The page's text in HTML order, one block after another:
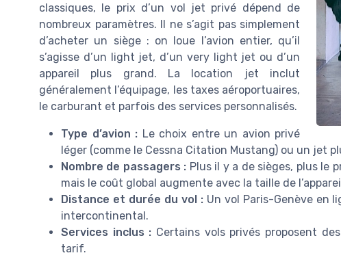
classiques, le prix d’un vol jet privé dépend de
nombreux paramètres. Il ne s’agit pas simplement
d’acheter un siège : on loue l’avion entier, qu’il
s’agisse d’un light jet, d’un very light jet ou d’un
appareil plus grand. La location jet inclut
généralement l’équipage, les taxes aéroportuaires,
le carburant et parfois des services personnalisés.
Type d’avion : Le choix entre un avion privé
léger (comme le Cessna Citation Mustang) ou un jet
Nombre de passagers : Plus il y a de sièges, plus le
mais le coût global augmente avec la taille de
Distance et durée du vol :Un vol Paris-Genève en
intercontinental.
Services inclus : Certains vols privés proposent
tarif.